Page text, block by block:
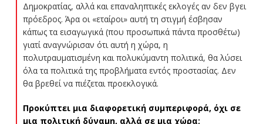
Δημοκρατίας, αλλά και επαναληπτικές εκλογές αν δεν βγει
πρόεδρος. Άρα οι «εταίροι» αυτή τη στιγμή έσβησαν
κάπως τα εισαγωγικά (που προσωπικά πάντα προσθέτω)
γιατί αναγνώρισαν ότι αυτή η χώρα, η
πολυτραυματισμένη και πολυκύμαντη πολιτικά, θα λύσει
όλα τα πολιτικά της προβλήματα εντός προστασίας. Δεν
θα βρεθεί να πιέζεται προεκλογικά.
Προκύπτει μια διαφορετική συμπεριφορά, όχι σε
μια πολιτική δύναμη, αλλά σε μια χώρα;